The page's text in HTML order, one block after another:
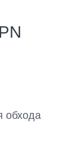
обхода